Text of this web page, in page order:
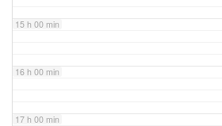
15 h 00 min
16 h 00 min
17 h 00 min